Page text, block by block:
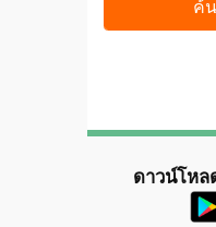
ดาวน์โห